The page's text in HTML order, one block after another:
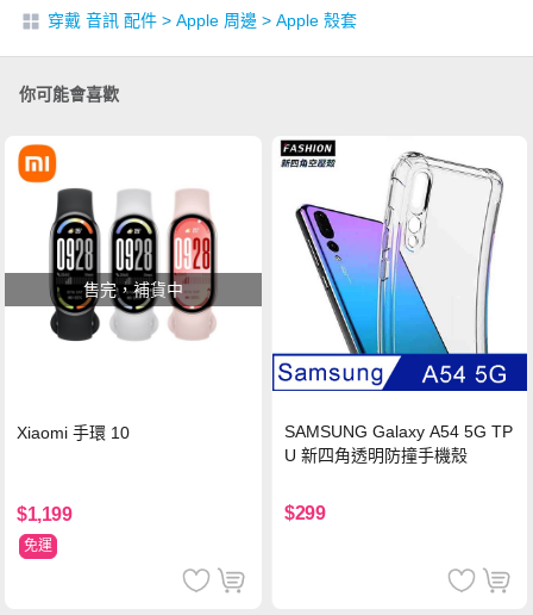
穿戴 音訊 配件 > Apple 周邊 > Apple 殼套
你可能會喜歡
售完，補貨中
Xiaomi 手環 10
$1,199
免運
SAMSUNG Galaxy A54 5G TP
U 新四角透明防撞手機殼
$299